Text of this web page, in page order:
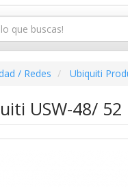
/ Redes Ubiquiti
USW-48/ 52